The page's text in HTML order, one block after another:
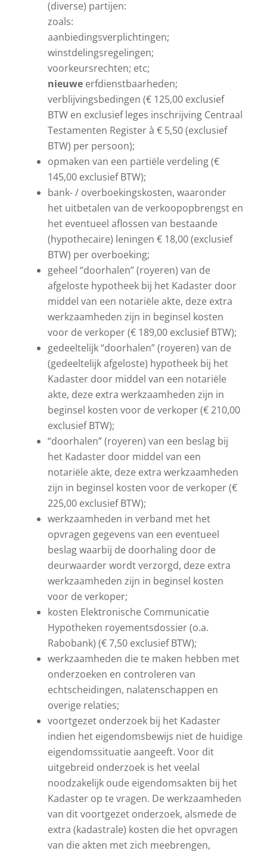
(diverse) partijen:
zoals:
aanbiedingsverplichtingen;
winstdelingsregelingen;
voorkeursrechten; etc;
nieuwe erfdienstbaarheden;
verblijvingsbedingen (€ 125,00 exclusief
BTW en exclusief leges inschrijving Centraal
Testamenten Register à € 5,50 (exclusief
BTW) per persoon);
opmaken van een partiële verdeling (€
145,00 exclusief BTW);
bank- / overboekingskosten, waaronder
het uitbetalen van de verkoopopbrengst en
het eventueel aflossen van bestaande
(hypothecaire) leningen € 18,00 (exclusief
BTW) per overboeking;
geheel “doorhalen” (royeren) van de
afgeloste hypotheek bij het Kadaster door
middel van een notariële akte, deze extra
werkzaamheden zijn in beginsel kosten
voor de verkoper (€ 189,00 exclusief BTW);
gedeeltelijk “doorhalen” (royeren) van de
(gedeeltelijk afgeloste) hypotheek bij het
Kadaster door middel van een notariële
akte, deze extra werkzaamheden zijn in
beginsel kosten voor de verkoper (€ 210,00
exclusief BTW);
“doorhalen” (royeren) van een beslag bij
het Kadaster door middel van een
notariële akte, deze extra werkzaamheden
zijn in beginsel kosten voor de verkoper (€
225,00 exclusief BTW);
werkzaamheden in verband met het
opvragen gegevens van een eventueel
beslag waarbij de doorhaling door de
deurwaarder wordt verzorgd, deze extra
werkzaamheden zijn in beginsel kosten
voor de verkoper;
kosten Elektronische Communicatie
Hypotheken royementsdossier (o.a.
Rabobank) (€ 7,50 exclusief BTW);
werkzaamheden die te maken hebben met
onderzoeken en controleren van
echtscheidingen, nalatenschappen en
overige relaties;
voortgezet onderzoek bij het Kadaster
indien het eigendomsbewijs niet de huidige
eigendomssituatie aangeeft. Voor dit
uitgebreid onderzoek is het veelal
noodzakelijk oude eigendomsakten bij het
Kadaster op te vragen. De werkzaamheden
van dit voortgezet onderzoek, alsmede de
extra (kadastrale) kosten die het opvragen
van die akten met zich meebrengen,